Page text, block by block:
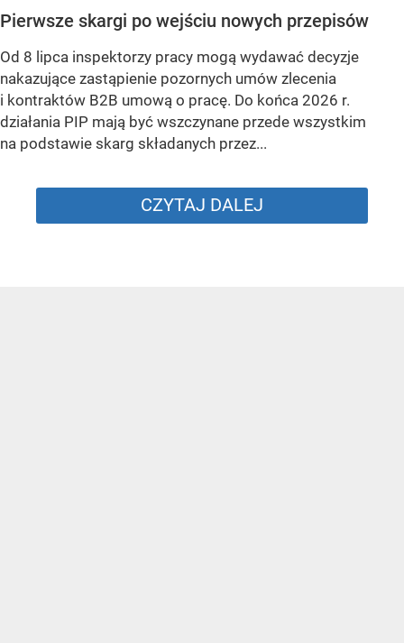
Pierwsze skargi po wejściu nowych przepisów
Od 8 lipca inspektorzy pracy mogą wydawać decyzje
nakazujące zastąpienie pozornych umów zlecenia
i kontraktów B2B umową o pracę. Do końca 2026 r.
działania PIP mają być wszczynane przede wszystkim
na podstawie skarg składanych przez...
CZYTAJ DALEJ